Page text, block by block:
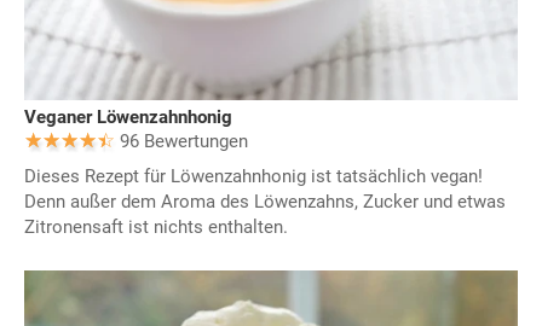
Veganer Löwenzahnhonig
96 Bewertungen
Dieses Rezept für Löwenzahnhonig ist tatsächlich vegan!
Denn außer dem Aroma des Löwenzahns, Zucker und etwas
Zitronensaft ist nichts enthalten.